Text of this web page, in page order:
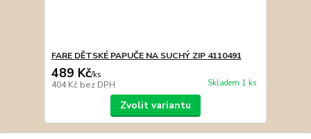
FARE DĚTSKÉ PAPUČE NA SUCHÝ ZIP 4110491
489 Kč/ks
404 Kč bez DPH Skladem 1 ks
Zvolit variantu